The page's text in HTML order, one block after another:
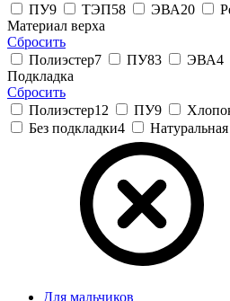
ПУ9 ТЭП58 ЭВА20
Материал верха
Сбросить
Полиэстер7 ПУ83 ЭВА4
Подкладка
Сбросить
Полиэстер12 ПУ9
Без подкладки4
Для мальчиков